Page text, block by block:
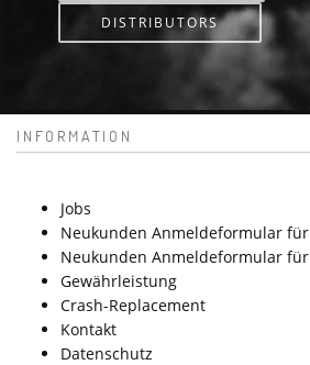
DISTRIBUTORS
INFORMATION
Jobs
Neukunden Anmeldeformular
Neukunden Anmeldeformular
Gewährleistung
Crash-Replacement
Kontakt
Datenschutz